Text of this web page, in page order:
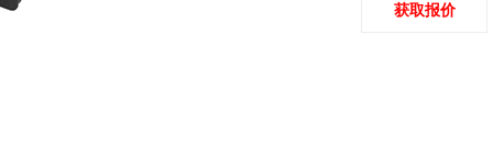
获取报价